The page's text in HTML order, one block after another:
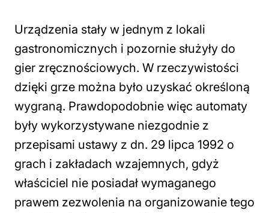
Urządzenia stały w jednym z lokali
gastronomicznych i pozornie służyły do
gier zręcznościowych. W rzeczywistości
dzięki grze można było uzyskać określoną
wygraną. Prawdopodobnie więc automaty
były wykorzystywane niezgodnie z
przepisami ustawy z dn. 29 lipca 1992 o
grach i zakładach wzajemnych, gdyż
właściciel nie posiadał wymaganego
prawem zezwolenia na organizowanie tego